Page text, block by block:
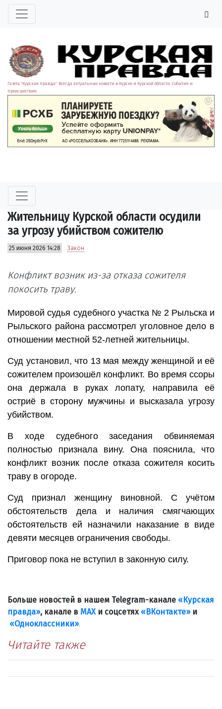
Газета "Курская правда". Всегда актуальные новости в Курске и Курской области. События и
происшествия.
Жительницу Курской области осудили
за угрозу убийством сожителю
25 июня 2026 14:28 Закон
Конфликт возник из-за отказа сожителя
покосить траву.
Мировой судья судебного участка № 2 Рыльска и
Рыльского района рассмотрел уголовное дело в
отношении местной 52-летней жительницы.
Суд установил, что 13 мая между женщиной и её
сожителем произошёл конфликт. Во время ссоры
она держала в руках лопату, направила её
остриё в сторону мужчины и высказала угрозу
убийством.
В ходе судебного заседания обвиняемая
полностью признала вину. Она пояснила, что
конфликт возник после отказа сожителя косить
траву в огороде.
Суд признал женщину виновной. С учётом
обстоятельств дела и наличия смягчающих
обстоятельств ей назначили наказание в виде
девяти месяцев ограничения свободы.
Приговор пока не вступил в законную силу.
Больше новостей в нашем Telegram-канале «Курская
правда», канале в МАХи соцсетях «ВКонтакте»и
«Одноклассники».
Читайте также